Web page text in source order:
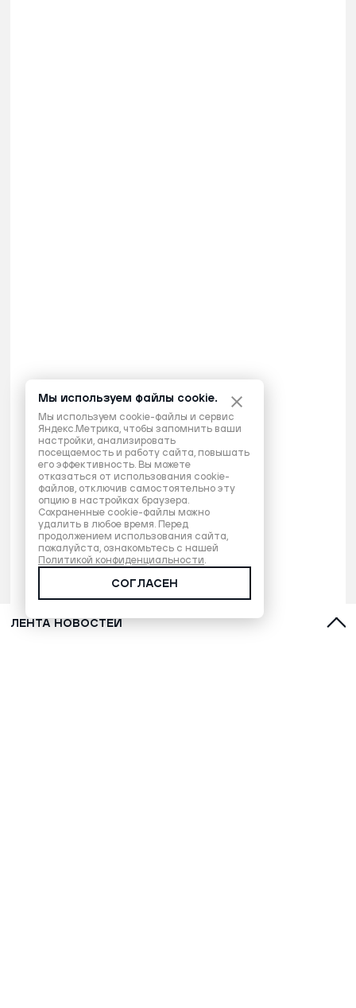
ЛЕНТА НОВОСТЕЙ
Мы используем файлы cookie.
Мы используем cookie-файлы и сервис
Яндекс.Метрика, чтобы запомнить ваши
настройки, анализировать
посещаемость и работу сайта, повышать
его эффективность. Вы можете
отказаться от использования cookie-
файлов, отключив самостоятельно эту
опцию в настройках браузера.
Сохраненные cookie-файлы можно
удалить в любое время. Перед
продолжением использования сайта,
пожалуйста, ознакомьтесь с нашей
Политикой конфиденциальности.
СОГЛАСЕН